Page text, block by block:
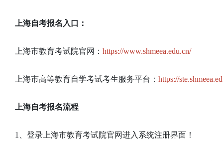
上海自考报名入口：
上海市教育考试院官网： https://www.shmeea.edu.cn/
上海市高等教育自学考试考生服务平台： https://
上海自考报名流程
1、登录上海市教育考试院官网进入系统注册界面！